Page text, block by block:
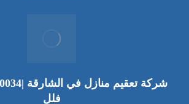
فلل